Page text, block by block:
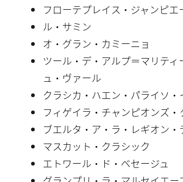
フローテプレイス・ジャンピエ
ル・サミン
オ・グラン・カミーニョ
ツール・デ・アルプ＝マリテ
ュ・ヴァール
クラシカ・ハエン・パライソ
フィゲイラ・チャンピオンズ・
ブエルタ・ア・ラ・レギオン
マスカット・クラシック
エトワール・ド・ベセージュ